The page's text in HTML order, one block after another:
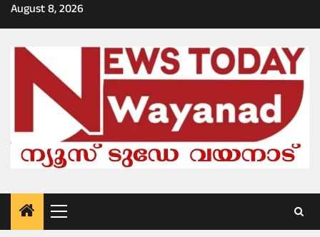
Skip
to
August 8, 2026
Primary
Menu